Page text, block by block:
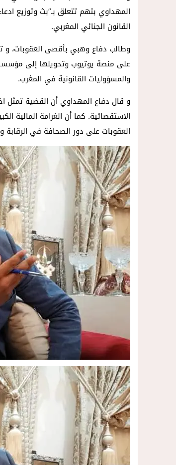
المهداوي بتهم تتعلق بـ”بث وتوزيع
القانون الجنائي المغربي.
وطالب دفاع وهبي بأقصى العقوبات، و
على منصة يوتيوب وتحويلها إلى مؤسسات
والمسؤوليات القانونية في المغرب.
و قال دفاع المهداوي أن القضية تمثل
الاستقصائية. كما أن الغرامة المالية
العقوبات على دور الصحافة في الرقابة